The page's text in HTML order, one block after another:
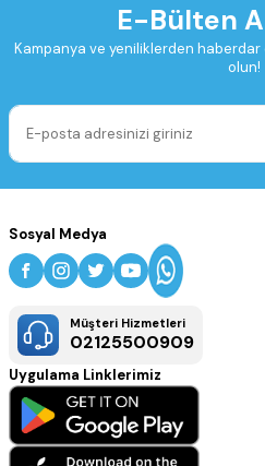
E-Bülten
Kampanya ve yeniliklerden
olun!
Sosyal Medya
Müşteri Hizmetleri
02125500909
Uygulama Linklerimiz